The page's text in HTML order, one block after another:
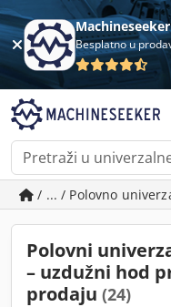
Machineseeker
Besplatno u
/ ... / Polovno
Polovni
– uzdužni hod
prodaju (24)